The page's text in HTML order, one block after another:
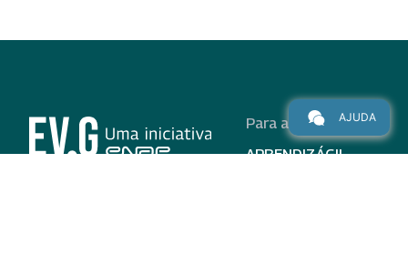
Para alunos
APRENDIZÁGIL
AJUDA